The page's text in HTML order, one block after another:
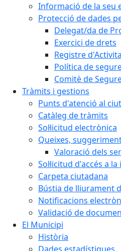
Informació de la seu
Protecció de dades
Delegat/da de
Exercici de drets
Registre
Política de
Comitè de
Tràmits i gestions
Punts d'atenció al
Catàleg de tràmits
Sol·licitud electrònica
Queixes,
Valoració dels
Sol·licitud d'accés a
Carpeta ciutadana
Bústia de lliurament
Notificacions
Validació de
El Municipi
Història